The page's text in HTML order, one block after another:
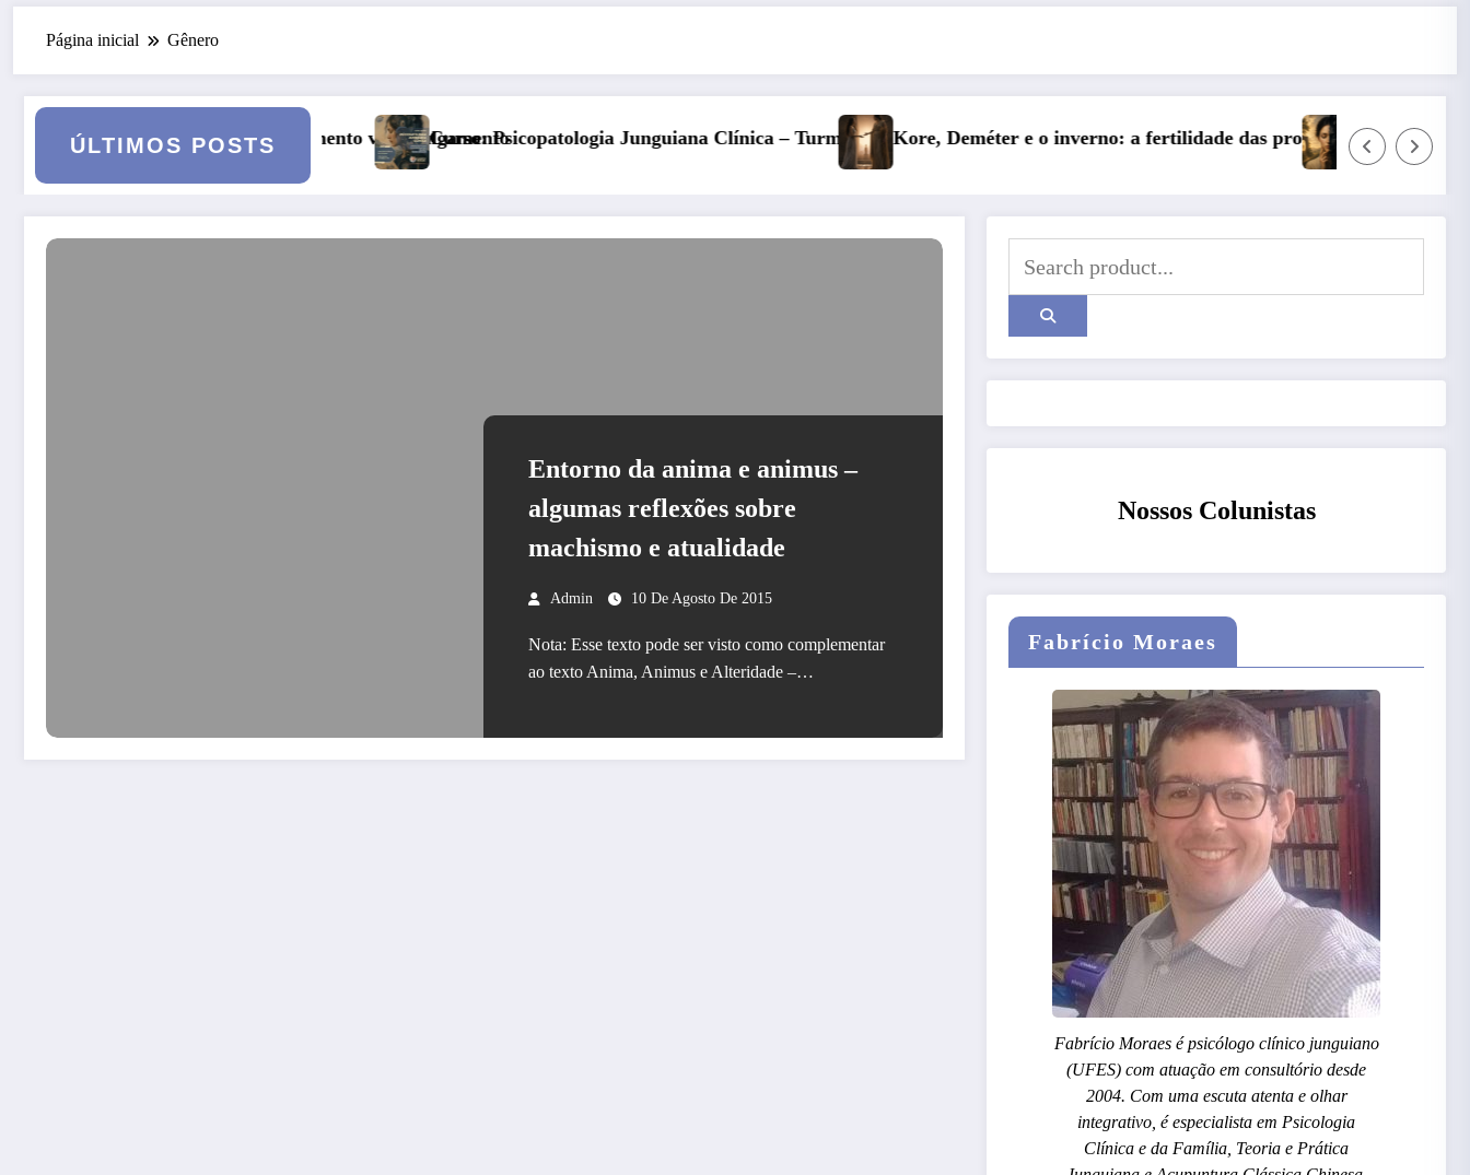
Página inicial Gênero
ÚLTIMOS POSTS
vai a julgamento
Curso: Psicopatologia Junguiana Clínica – Turma 6 Kore, Deméter e o inverno: a fertilidade das profundezasEntre o Falso e o Não Vivido: trauma,
Entorno da anima e animus –
algumas reflexões sobre
machismo e atualidade
Admin 10 De Agosto De 2015
Nota: Esse texto pode ser visto como complementar
ao texto Anima, Animus e Alteridade –…
Nossos Colunistas
Fabrício Moraes
Fabrício Moraes é psicólogo clínico junguiano
(UFES) com atuação em consultório desde
2004. Com uma escuta atenta e olhar
integrativo, é especialista em Psicologia
Clínica e da Família, Teoria e Prática